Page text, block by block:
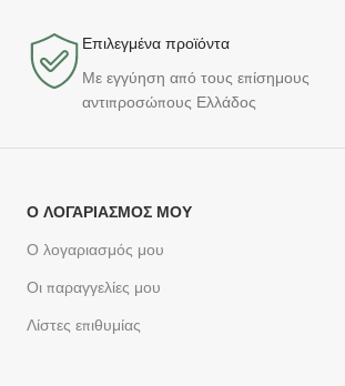
Επιλεγμένα προϊόντα​
Με εγγύηση από τους επίσημους
αντιπροσώπους Ελλάδος
Ο ΛΟΓΑΡΙΑΣΜΌΣ ΜΟΥ
Ο λογαριασμός μου
Οι παραγγελίες μου
Λίστες επιθυμίας